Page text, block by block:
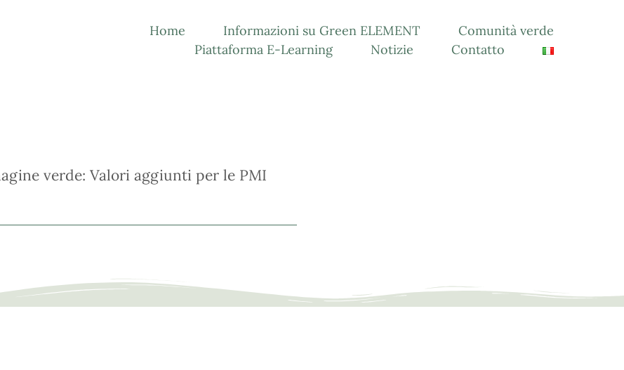
Home Informazioni su Green ELEMENT
Comunità verde
Piattaforma E-Learning
Notizie Contatto
verde: Valori aggiunti per le PMI